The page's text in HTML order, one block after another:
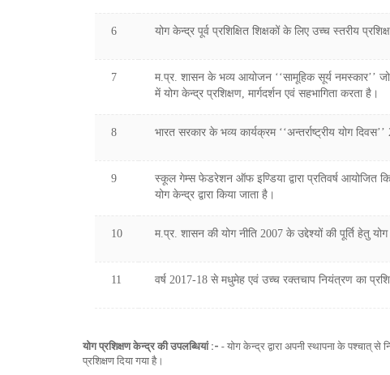
6 योग केन्द्र पूर्व प्रशिक्षित शिक्षकों के लिए उच्च स्तरीय
7
म.प्र. शासन के भव्य आयोजन ‘‘सामूहिक सूर्य नमस्कार’’
में योग केन्द्र प्रशिक्षण, मार्गदर्शन एवं सहभागिता करता है।
8 भारत सरकार के भव्य कार्यक्रम ‘‘अन्तर्राष्ट्रीय योग
9
स्कूल गेम्स फेडरेशन ऑफ इण्डिया द्वारा प्रतिवर्ष आयोजित
योग केन्द्र द्वारा किया जाता है।
10 म.प्र. शासन की योग नीति 2007 के उद्देश्यों की पूर्ति हेतु
11 वर्ष 2017-18 से मधुमेह एवं उच्च रक्तचाप नियंत्रण का
योग प्रशिक्षण केन्द्र की उपलब्धियां :- - योग केन्द्र द्वारा अपनी स्थापना के पश्चात्
प्रशिक्षण दिया गया है।